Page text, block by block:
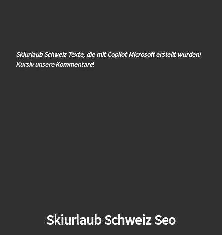
Skiurlaub Schweiz Texte, die mit Copilot Microsoft erstellt wurden!
Kursiv unsere Kommentare!
Skiurlaub Schweiz Seo